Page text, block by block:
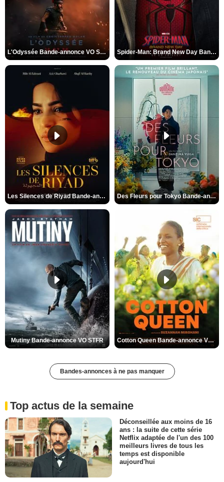
L'Odyssée Bande-annonce VO STFR Spider-Man: Brand New Day Bande-annonce VO STFR
Les Silences de Riyad Bande-annonce VO STFR Des Fleurs pour Tokyo Bande-annonce VO STFR
Mutiny Bande-annonce VO STFR Cotton Queen Bande-annonce VO STFR
Bandes-annonces à ne pas manquer
Top actus de la semaine
Déconseillée aux moins de 16
ans : la suite de cette série
Netflix adaptée de l'un des 100
meilleurs livres de tous les
temps est disponible
aujourd'hui